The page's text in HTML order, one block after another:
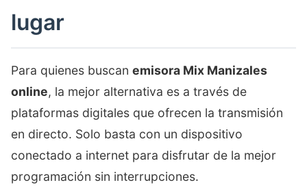
lugar
Para quienes buscan emisora Mix Manizales
online, la mejor alternativa es a través de
plataformas digitales que ofrecen la transmisión
en directo. Solo basta con un dispositivo
conectado a internet para disfrutar de la mejor
programación sin interrupciones.